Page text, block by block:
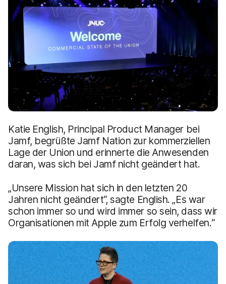
u
p
h
n
n
Katie English, Principal Product Manager bei
Jamf, begrüßte Jamf Nation zur kommerziellen
Lage der Union und erinnerte die Anwesenden
daran, was sich bei Jamf nicht geändert hat.
„Unsere Mission hat sich in den letzten 20
Jahren nicht geändert“, sagte English. „Es war
schon immer so und wird immer so sein, dass wir
Organisationen mit Apple zum Erfolg verhelfen.“